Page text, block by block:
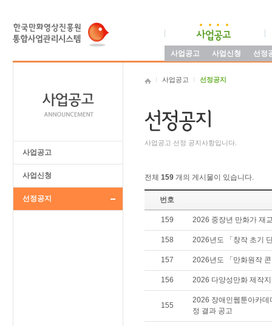
사업공고 사업신청 선정
사업공고
사업신청
선정공지
사업공고 선정공지
사업공고 선정 공지사항입니다.
전체 159 개의 게시물이 있습니다.
번호
159 2026 중장년 만화가 재
158 2026년도 「창작 초기
157 2026년도 「만화원작
156 2026 다양성만화 제작
155
2026 장애인웹툰아카데
정 결과 공고